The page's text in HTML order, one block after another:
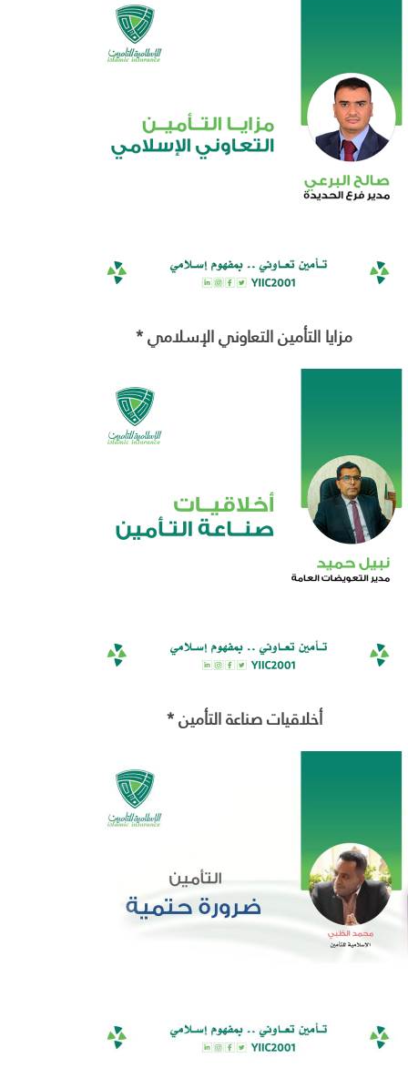
مزايا التأمين التعاوني الإسلامي *
أخلاقيات صناعة التأمين *